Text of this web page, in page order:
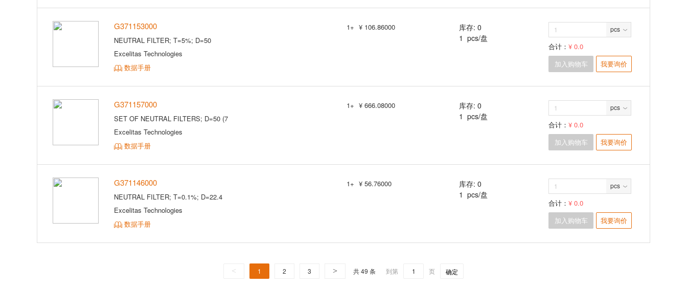
G371153000
NEUTRAL FILTER; T=5%; D=50
Excelitas Technologies
数据手册
1+ ¥ 106.86000
库存: 0
1 pcs/盘
pcs
合计： ¥ 0.0
加入购物车
我要询价
G371157000
SET OF NEUTRAL FILTERS; D=50 (7
Excelitas Technologies
数据手册
1+ ¥ 666.08000
库存: 0
1 pcs/盘
pcs
合计： ¥ 0.0
加入购物车
我要询价
G371146000
NEUTRAL FILTER; T=0.1%; D=22.4
Excelitas Technologies
数据手册
1+ ¥ 56.76000
库存: 0
1 pcs/盘
pcs
合计： ¥ 0.0
加入购物车
我要询价
< 1 2 3 > 共 49 条 到第 页 确定